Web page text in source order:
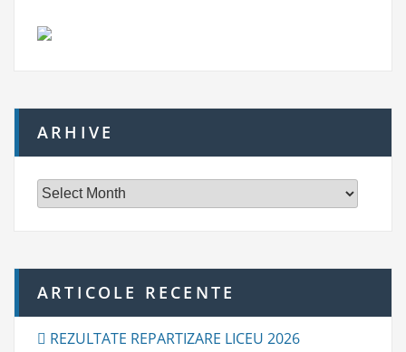
ARHIVE
e
ARTICOLE RECENTE
REZULTATE REPARTIZARE LICEU 2026